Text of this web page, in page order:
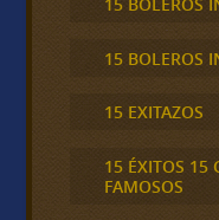
15 BOLEROS
15 EXITAZOS
15 ÉXITOS 15
FAMOSOS